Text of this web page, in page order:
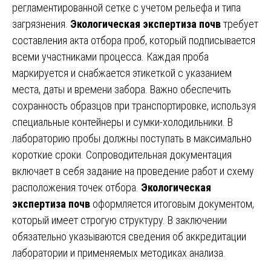
регламентированной сетке с учетом рельефа и типа
загрязнения. Экологическая экспертиза почвтребует
составления акта отбора проб, который подписывается
всеми участниками процесса. Каждая проба
маркируется и снабжается этикеткой с указанием
места, даты и времени забора. Важно обеспечить
сохранность образцов при транспортировке, используя
специальные контейнеры и сумки-холодильники. В
лабораторию пробы должны поступать в максимально
короткие сроки. Сопроводительная документация
включает в себя задание на проведение работ и схему
расположения точек отбора. Экологическая
экспертиза почв оформляется итоговым документом,
который имеет строгую структуру. В заключении
обязательно указываются сведения об аккредитации
лаборатории и применяемых методиках анализа.